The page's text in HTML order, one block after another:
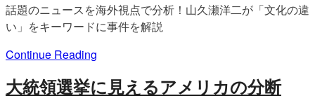
話題のニュースを海外視点で分析！山久瀬洋二が「文化の違
い」をキーワードに事件を解説
Continue Reading
大統領選挙に見えるアメリカの分断